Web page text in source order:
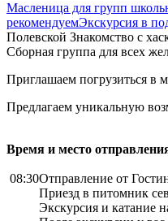
Масленица для групп
рекомендуемЭкскурсия в
Полевской Знакомство с
Сборная группа для всех
Приглашаем погрузиться в
Предлагаем уникальную
Время и место
08:30Отправление от
Приезд в питомник
Экскурсия и катание